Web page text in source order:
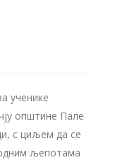
ученике
општине Пале
с циљем да се
љепотама